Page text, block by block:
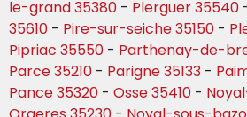
le-grand 35380 - Plerguer 35540
35610 - Pire-sur-seiche 35150 -
Pipriac 35550 - Parthenay-de-
Parce 35210 - Parigne 35133 -
Pance 35320 - Osse 35410 -